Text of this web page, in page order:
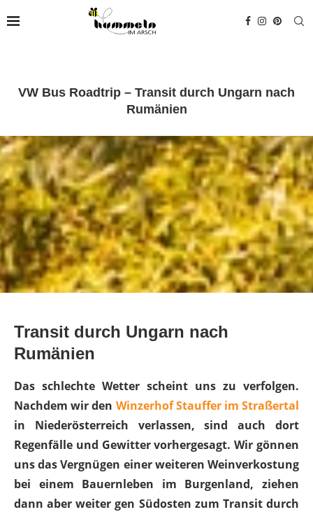
VW Bus Roadtrip – Transit durch Ungarn nach
Rumänien
Transit durch Ungarn nach
Rumänien
Das schlechte Wetter scheint uns zu verfolgen.
Nachdem wir den Winzerhof Stauffer im Straßertal
in Niederösterreich verlassen, sind auch dort
Regenfälle und Gewitter vorhergesagt. Wir gönnen
uns das Vergnügen einer weiteren Weinverkostung
bei einem Bauernleben im Burgenland, ziehen
dann aber weiter gen Südosten zum Transit durch